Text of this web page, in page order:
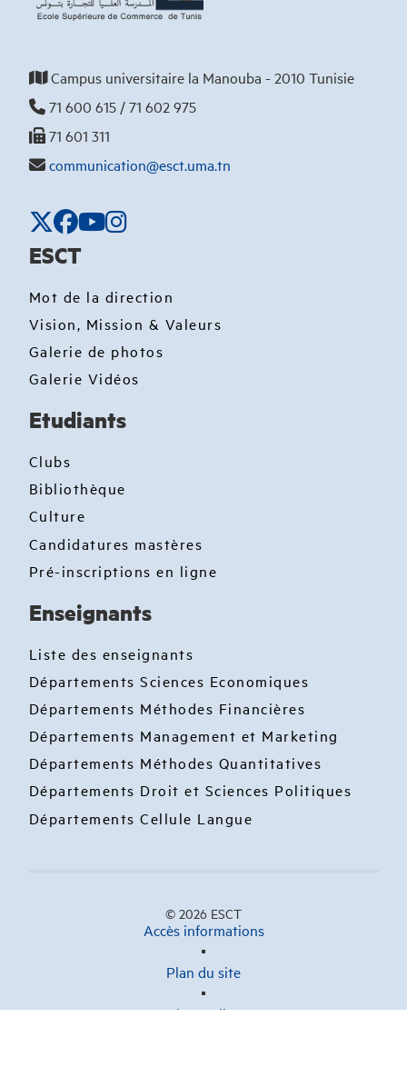
Campus universitaire la Manouba - 2010 Tunisie
71 600 615 / 71 602 975
71 601 311
communication@esct.uma.tn
ESCT
Mot de la direction
Vision, Mission & Valeurs
Galerie de photos
Galerie Vidéos
Etudiants
Clubs
Bibliothèque
Culture
Candidatures mastères
Pré-inscriptions en ligne
Enseignants
Liste des enseignants
Départements Sciences Economiques
Départements Méthodes Financières
Départements Management et Marketing
Départements Méthodes Quantitatives
Départements Droit et Sciences Politiques
Départements Cellule Langue
© 2026 ESCT
Accès informations
Plan du site
Liens utiles